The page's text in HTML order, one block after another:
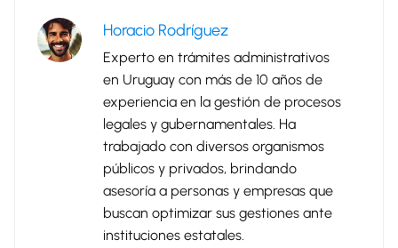
Horacio Rodríguez
Experto en trámites administrativos
en Uruguay con más de 10 años de
experiencia en la gestión de procesos
legales y gubernamentales. Ha
trabajado con diversos organismos
públicos y privados, brindando
asesoría a personas y empresas que
buscan optimizar sus gestiones ante
instituciones estatales.